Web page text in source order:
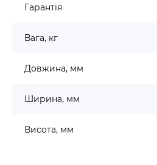
Гарантія
Вага, кг
Довжина, мм
Ширина, мм
Висота, мм